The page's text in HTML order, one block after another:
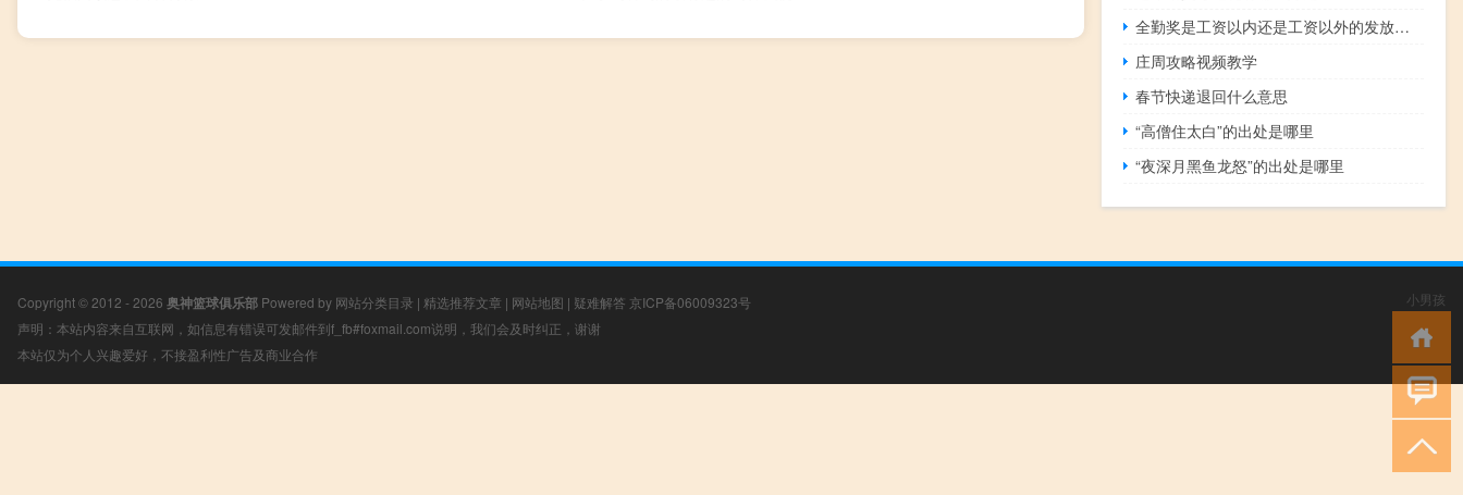
全勤奖是工资以内还是工资以外的发放（全勤奖是工资以内还是工资以外的）
庄周攻略视频教学
春节快递退回什么意思
“高僧住太白”的出处是哪里
“夜深月黑鱼龙怒”的出处是哪里
Copyright © 2012 - 2026 奥神篮球俱乐部 Powered by 网站分类目录 | 精选推荐文章 | 网站地图 | 疑难解答 京ICP备06009323号
声明：本站内容来自互联网，如信息有错误可发邮件到f_fb#foxmail.com说明，我们会及时纠正，谢谢
本站仅为个人兴趣爱好，不接盈利性广告及商业合作
小男孩